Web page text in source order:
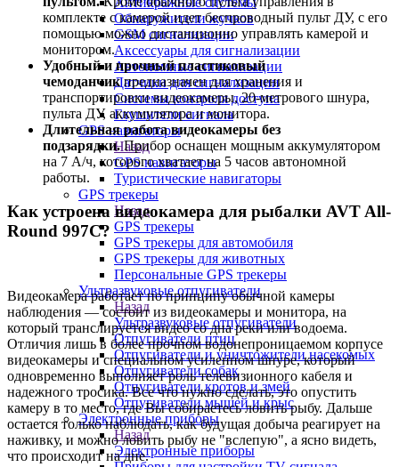
Обнаружители жучков
GSM сигнализации
Аксессуары для сигнализации
Автономные сигнализации
Датчики для сигнализации
Системы контроля доступа
Глушители сигнала
GPS навигаторы
Назад
GPS навигаторы
Туристические навигаторы
GPS трекеры
Назад
GPS трекеры
GPS трекеры для автомобиля
GPS трекеры для животных
Персональные GPS трекеры
Ультразвуковые отпугиватели
Назад
Ультразвуковые отпугиватели
Отпугиватели птиц
Отпугиватели и уничтожители насекомых
Отпугиватели собак
Отпугиватели кротов и змей
Отпугиватели мышей и крыс
Электронные приборы
Назад
Электронные приборы
комплекте с камерой идет беспроводный пульт ДУ, с его
помощью можно дистанционно управлять камерой и
монитором.
Удобный и прочный пластиковый
чемоданчикпредназначен для хранения и
транспортировки видеокамеры, 20-метрового шнура,
пульта ДУ, аккумулятора и монитора.
Длительная работа видеокамеры без
подзарядки.Прибор оснащен мощным аккумулятором
на 7 А/ч, которого хватает на 5 часов автономной
работы.
Как устроена видеокамера для рыбалки AVT All-
Round 997C?
Видеокамера работает по принципу обычной камеры
наблюдения — состоит из видеокамеры и монитора, на
который транслируется видео со дна реки или водоема.
Отличия лишь в более прочном водонепроницаемом корпусе
видеокамеры и специальном усиленном шнуре, который
одновременно выполняет роль телевизионного кабеля и
надежного тросика. Все что нужно сделать, это опустить
камеру в то место, где Вы собираетесь ловить рыбу. Дальше
остается только наблюдать, как будущая добыча реагирует на
наживку, и можно ловить рыбу не "вслепую", а ясно видеть,
что происходит на дне.